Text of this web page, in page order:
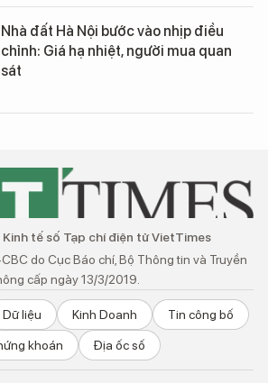
Nhà đất Hà Nội bước vào nhịp điều
chỉnh: Giá hạ nhiệt, người mua quan
sát
tế số Tạp chí điện tử VietTimes
do Cục Báo chí, Bộ Thông tin và Truyền
cấp ngày 13/3/2019.
Dữ liệu Kinh Doanh Tin công bố
khoán Địa ốc số